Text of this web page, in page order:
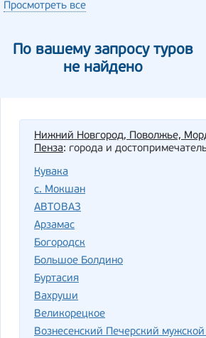
Просмотреть все
По вашему запросу туров
не найдено
Нижний Новгород, Поволжье,
Пенза: города и
Кувака
с. Мокшан
АВТОВАЗ
Арзамас
Богородск
Большое Болдино
Буртасия
Вахруши
Великорецкое
Вознесенский Печерский